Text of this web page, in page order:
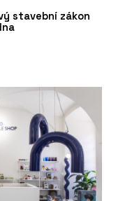
stavební zákon